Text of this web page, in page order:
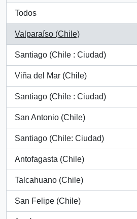
Todos
Valparaíso (Chile)
, 1363 resultados
Santiago (Chile : Ciudad)
, 81 resultados
Viña del Mar (Chile)
, 9 resultados
Santiago (Chile : Ciudad)
, 7 resultados
San Antonio (Chile)
, 3 resultados
Santiago (Chile: Ciudad)
, 3 resultados
Antofagasta (Chile)
, 2 resultados
Talcahuano (Chile)
, 2 resultados
San Felipe (Chile)
, 2 resultados